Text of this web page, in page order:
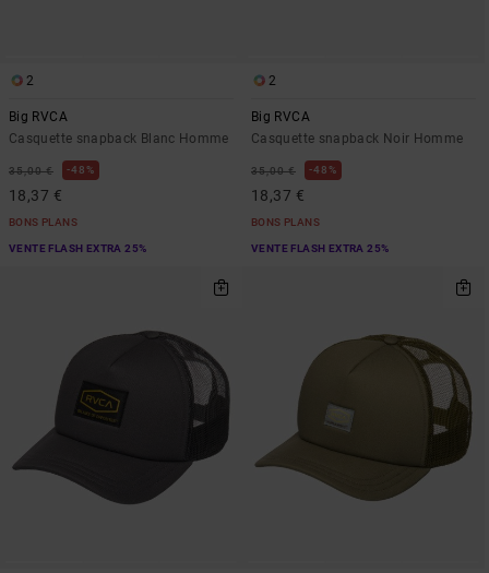
2
Big RVCA
Casquette snapback Blanc Homme
35,00 € 48%
18,37 €
BONS PLANS
VENTE FLASH EXTRA 25%
2
Big RVCA
Casquette snapback Noir Homme
35,00 € 48%
18,37 €
BONS PLANS
VENTE FLASH EXTRA 25%